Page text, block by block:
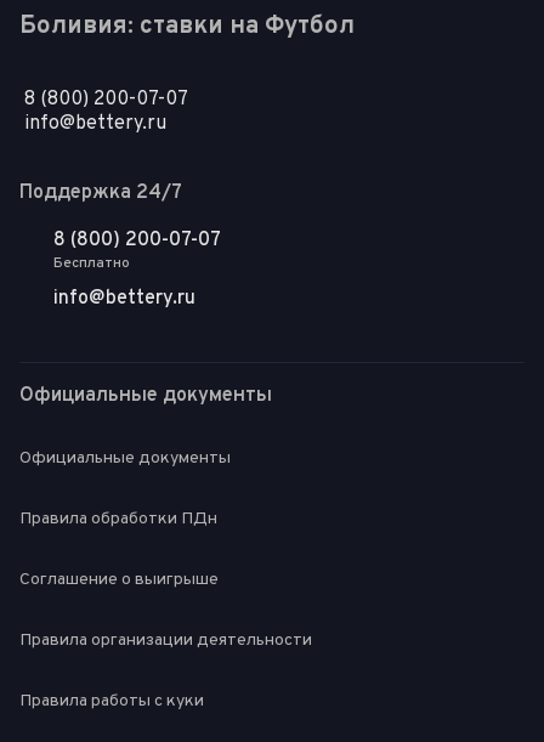
Боливия: ставки на Футбол
8 (800) 200-07-07
info@bettery.ru
Поддержка 24/7
8 (800) 200-07-07
Бесплатно
info@bettery.ru
Официальные документы
Официальные документы
Правила обработки ПДн
Соглашение о выигрыше
Правила организации деятельности
Правила работы с куки